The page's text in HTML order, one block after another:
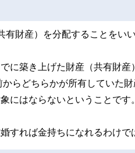
財産）を分配することをいい
に築き上げた財産（共有財
らどちらかが所有していた
にはならないということです。
すれば金持ちになれるわけで